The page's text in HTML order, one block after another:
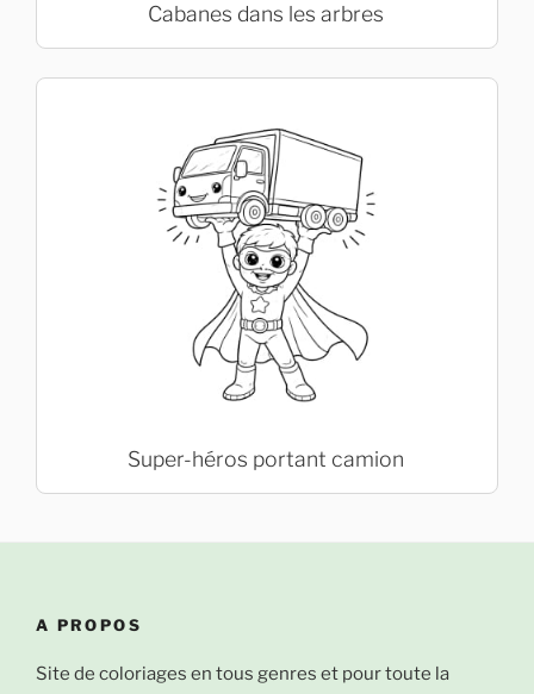
Cabanes dans les arbres
Super-héros portant camion
A PROPOS
Site de coloriages en tous genres et pour toute la